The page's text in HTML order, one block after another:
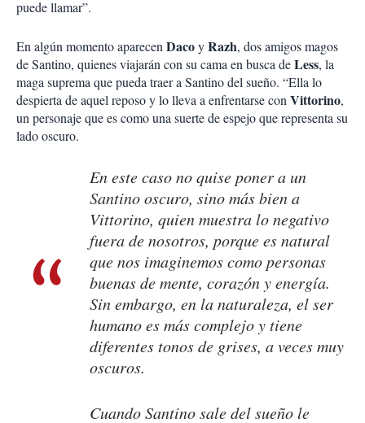
puede llamar”.
En algún momento aparecenDacoyRazh, dos amigos magos
de Santino, quienes viajarán con su cama en busca deLess, la
maga suprema que pueda traer a Santino del sueño. “Ella lo
despierta de aquel reposo y lo lleva a enfrentarse conVittorino,
un personaje que es como una suerte de espejo que representa su
lado oscuro.
En este caso no quise poner a un
Santino oscuro, sino más bien a
Vittorino, quien muestra lo negativo
fuera de nosotros, porque es natural
que nos imaginemos como personas
buenas de mente, corazón y energía.
Sin embargo, en la naturaleza, el ser
humano es más complejo y tiene
diferentes tonos de grises, a veces muy
oscuros.
Cuando Santino sale del sueño le